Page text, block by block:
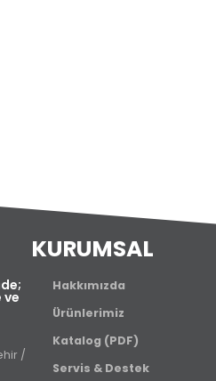
ve
/
KURUMSAL
Hakkımızda
Ürünlerimiz
Katalog (PDF)
Servis & Destek